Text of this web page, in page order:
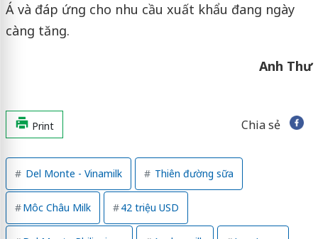
Á và đáp ứng cho nhu cầu xuất khẩu đang ngày
càng tăng.
Anh Thư
Print Chia sẻ
Del Monte - Vinamilk Thiên đường sữa
Môc Châu Milk 42 triệu USD